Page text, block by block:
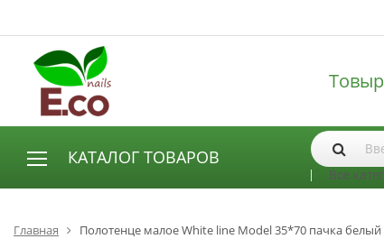
КАТАЛОГ ТОВАРОВ
АКСЕССУАРЫ И РАСХОДНЫЕ МАТЕРИАЛЫ
Все
Главная Полотенце малое White line Model 35*70 пачка белый